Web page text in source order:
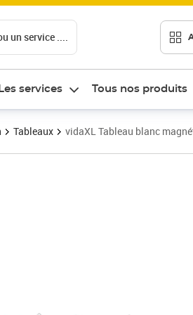
un service ....
Les services Tous nos produits
Tableaux vidaXL Tableau blanc